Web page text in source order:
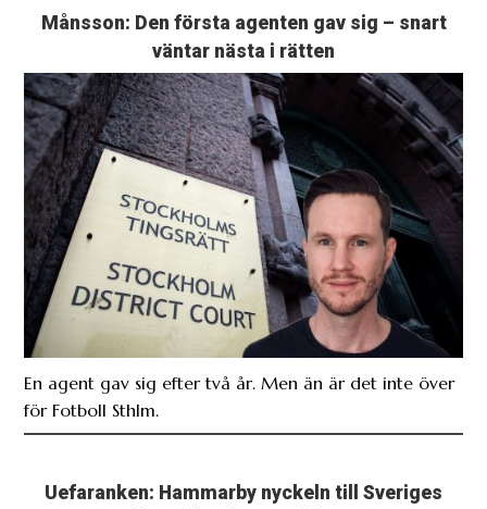
Månsson: Den första agenten gav sig – snart
väntar nästa i rätten
En agent gav sig efter två år. Men än är det inte över
för Fotboll Sthlm.
Uefaranken: Hammarby nyckeln till Sveriges